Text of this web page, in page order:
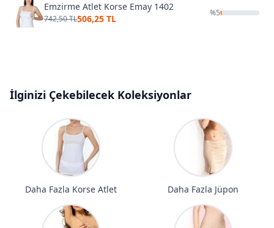
Emzirme Atlet Korse Emay 1402
742,50 TL506,25 TL
%5
İlginizi Çekebilecek Koleksiyonlar
Daha Fazla Korse Atlet Daha Fazla Jüpon